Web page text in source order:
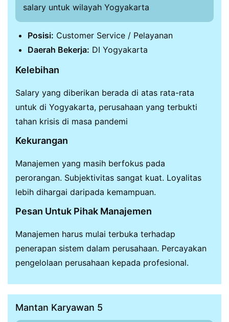
salary untuk wilayah Yogyakarta
Posisi: Customer Service / Pelayanan
Daerah Bekerja: DI Yogyakarta
Kelebihan
Salary yang diberikan berada di atas rata-rata
untuk di Yogyakarta, perusahaan yang terbukti
tahan krisis di masa pandemi
Kekurangan
Manajemen yang masih berfokus pada
perorangan. Subjektivitas sangat kuat. Loyalitas
lebih dihargai daripada kemampuan.
Pesan Untuk Pihak Manajemen
Manajemen harus mulai terbuka terhadap
penerapan sistem dalam perusahaan. Percayakan
pengelolaan perusahaan kepada profesional.
Mantan Karyawan 5